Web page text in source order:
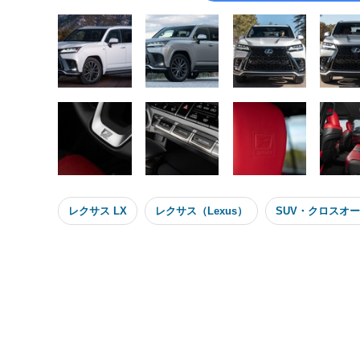
レクサス LX レクサス（Lexus） SUV・クロスオ